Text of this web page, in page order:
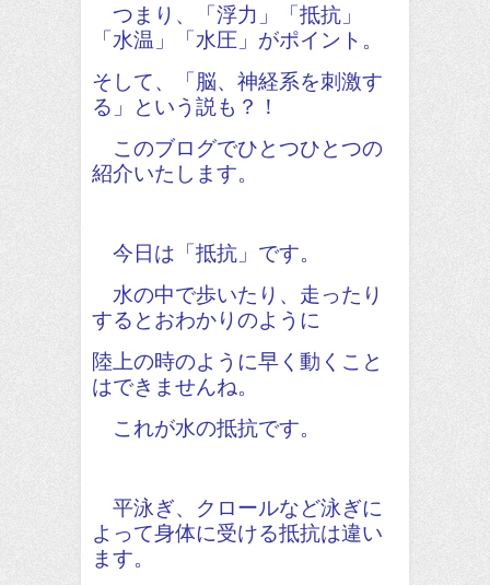
つまり、「浮力」「抵抗」
「水温」「水圧」がポイント。
そして、「脳、神経系を刺激す
る」という説も？！
このブログでひとつひとつの
紹介いたします。
今日は「抵抗」です。
水の中で歩いたり、走ったり
するとおわかりのように
陸上の時のように早く動くこと
はできませんね。
これが水の抵抗です。
平泳ぎ、クロールなど泳ぎに
よって身体に受ける抵抗は違い
ます。